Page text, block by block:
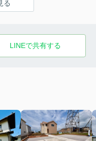
る
LINEで共有する